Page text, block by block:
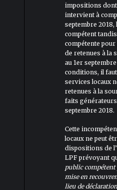
impositions
intervient à
septembre 2018,
compétent
compétente
de retenues à la
au 1er
conditions, il
services locaux
retenues à la
faits
septembre 2018.
Cette
locaux ne peut
dispositions de
LPF prévoyant
public compétent
mise en
lieu de